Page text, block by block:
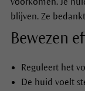
blijven. Ze
Bewezen
Reguleert het
De huid voelt